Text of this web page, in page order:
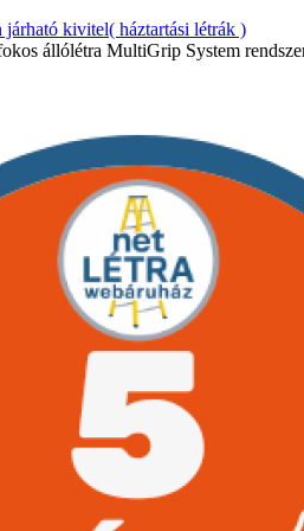
kivitel( háztartási létrák )
állólétra MultiGrip System